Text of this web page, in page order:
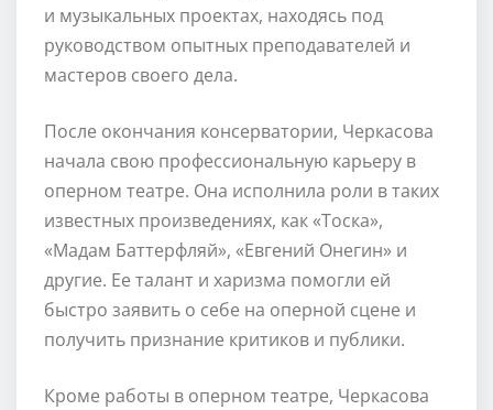
и музыкальных проектах, находясь под
руководством опытных преподавателей и
мастеров своего дела.
После окончания консерватории, Черкасова
начала свою профессиональную карьеру в
оперном театре. Она исполнила роли в таких
известных произведениях, как «Тоска»,
«Мадам Баттерфляй», «Евгений Онегин» и
другие. Ее талант и харизма помогли ей
быстро заявить о себе на оперной сцене и
получить признание критиков и публики.
Кроме работы в оперном театре, Черкасова